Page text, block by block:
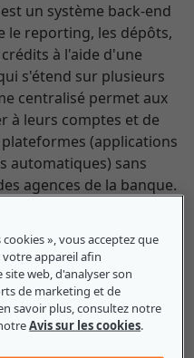
un système back-end
le reporting, les dépôts,
à l'aide d'une
s'étend sur plusieurs
centralisé permet aux
à leurs comptes et de
(applications
automatiques) sans
agences de la banque.
: ce que
savoir
», vous acceptez que
appareil afin
web, d'analyser son
de marketing et de
savoir plus, consultez notre
Avis sur les cookies.